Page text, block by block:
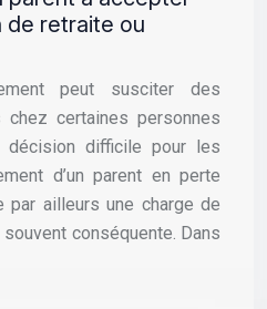
de retraite ou
peut susciter des
chez certaines personnes
difficile pour les
d’un parent en perte
par ailleurs une charge de
conséquente. Dans